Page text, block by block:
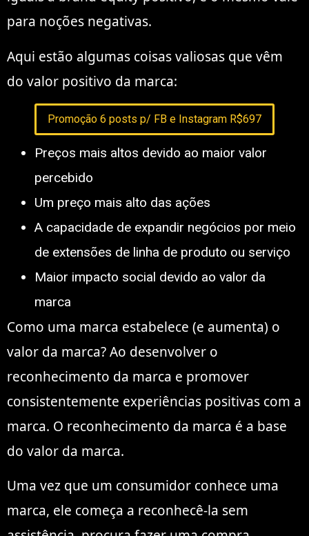
para noções negativas.
Aqui estão algumas coisas valiosas que vêm
do valor positivo da marca:
Promoção 6 posts p/ FB e Instagram R$697
Preços mais altos devido ao maior valor
percebido
Um preço mais alto das ações
A capacidade de expandir negócios por meio
de extensões de linha de produto ou serviço
Maior impacto social devido ao valor da
marca
Como uma marca estabelece (e aumenta) o
valor da marca? Ao desenvolver o
reconhecimento da marca e promover
consistentemente experiências positivas com a
marca. O reconhecimento da marca é a base
do valor da marca.
Uma vez que um consumidor conhece uma
marca, ele começa a reconhecê-la sem